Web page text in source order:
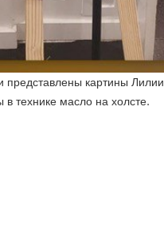
представлены картины Лилии
технике масло на холсте.